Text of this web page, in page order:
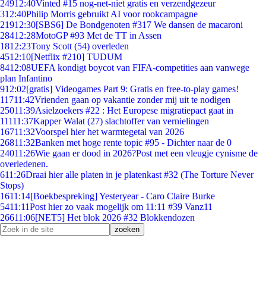
24912:40Vinted #15 nog-net-niet gratis en verzendgezeur
312:40Philip Morris gebruikt AI voor rookcampagne
21912:30[SBS6] De Bondgenoten #317 We dansen de macaroni
28412:28MotoGP #93 Met de TT in Assen
1812:23Tony Scott (54) overleden
4512:10[Netflix #210] TUDUM
8412:08UEFA kondigt boycot van FIFA-competities aan vanwege
plan Infantino
912:02[gratis] Videogames Part 9: Gratis en free-to-play games!
11711:42Vrienden gaan op vakantie zonder mij uit te nodigen
25011:39Asielzoekers #22 : Het Europese migratiepact gaat in
11111:37Kapper Walat (27) slachtoffer van vernielingen
16711:32Voorspel hier het warmtegetal van 2026
26811:32Banken met hoge rente topic #95 - Dichter naar de 0
24011:26Wie gaan er dood in 2026?Post met een vleugje cynisme de
overledenen.
611:26Draai hier alle platen in je platenkast #32 (The Torture Never
Stops)
1611:14[Boekbespreking] Yesteryear - Caro Claire Burke
5411:11Post hier zo vaak mogelijk om 11:11 #39 Vanz11
26611:06[NET5] Het blok 2026 #32 Blokkendozen